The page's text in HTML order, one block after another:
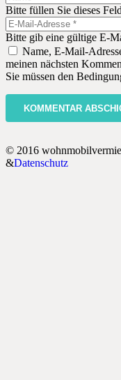
Bitte füllen Sie dieses
Bitte gib eine gültige E-
Name, E-Mail-
meinen nächsten
Sie müssen den
KOMMENTAR
© 2016
&Datenschutz